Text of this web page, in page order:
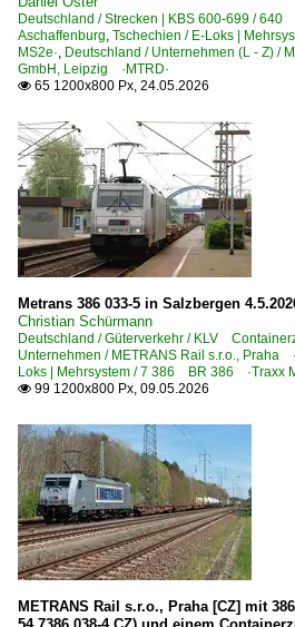
Grenzverkehr
Deutschland <-> Tschechien
Güterverkehr
Gemischte Güterzüge
Güterzüge (sonstige)
KLV Containerzüge
KLV gemischt
KLV Sattelauflieger-Züge
Strecken | KBS 100-199
100 (Berlin–) Hagenow –
110 (Hannover–) Celle –
Strecken | KBS 200-299
201 'west' (Berlin–)
208 'süd' Berlin – Zossen –
219 Halle – Delitzsch –
225 Dresden –
Deutschland / Strecken | KBS 600-699 / 640
Aschaffenburg, Tschechien / E-Loks |
MS2e·, Deutschland / Unternehmen (L - Z) /
GmbH, Leipzig ·MTRD·
 65 1200x800 Px, 24.05.2026
Metrans 386 033-5 in Salzbergen
Christian Schürmann
Deutschland / Güterverkehr / KLV
Unternehmen / METRANS Rail s.r.o., Praha
Loks | Mehrsystem / 7 386 BR 386 ·Traxx
 99 1200x800 Px, 09.05.2026
METRANS Rail s.r.o., Praha [CZ] mit